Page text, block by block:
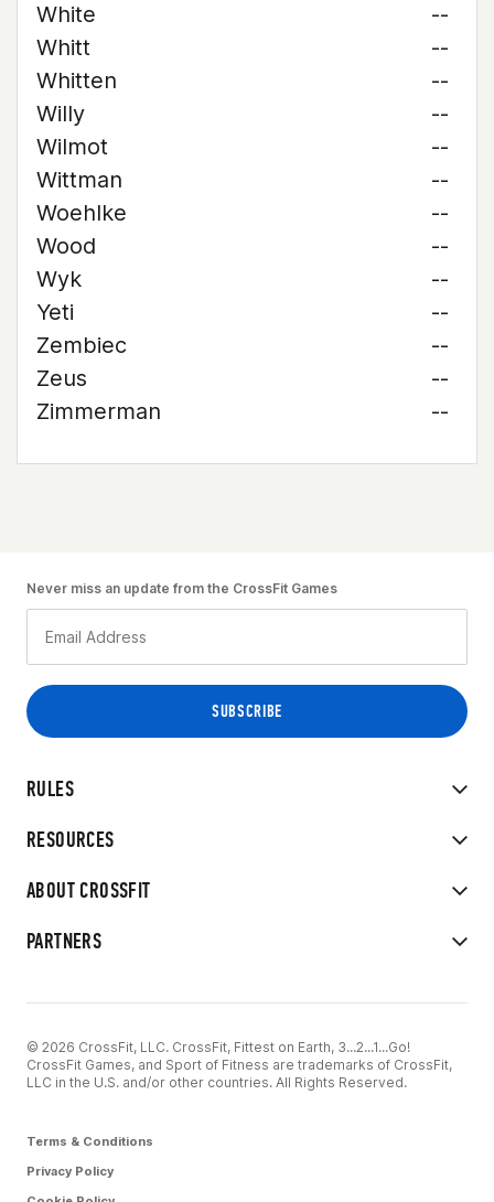
White
--
Whitt
--
Whitten
--
Willy
--
Wilmot
--
Wittman
--
Woehlke
--
Wood
--
Wyk
--
Yeti
--
Zembiec
--
Zeus
--
Zimmerman
--
RULES
RESOURCES
ABOUT CROSSFIT
PARTNERS
Never miss an update from the CrossFit Games
© 2026 CrossFit, LLC. CrossFit, Fittest on Earth, 3...2...1...Go!
CrossFit Games, and Sport of Fitness are trademarks of CrossFit,
LLC in the U.S. and/or other countries. All Rights Reserved.
Terms & Conditions
Privacy Policy